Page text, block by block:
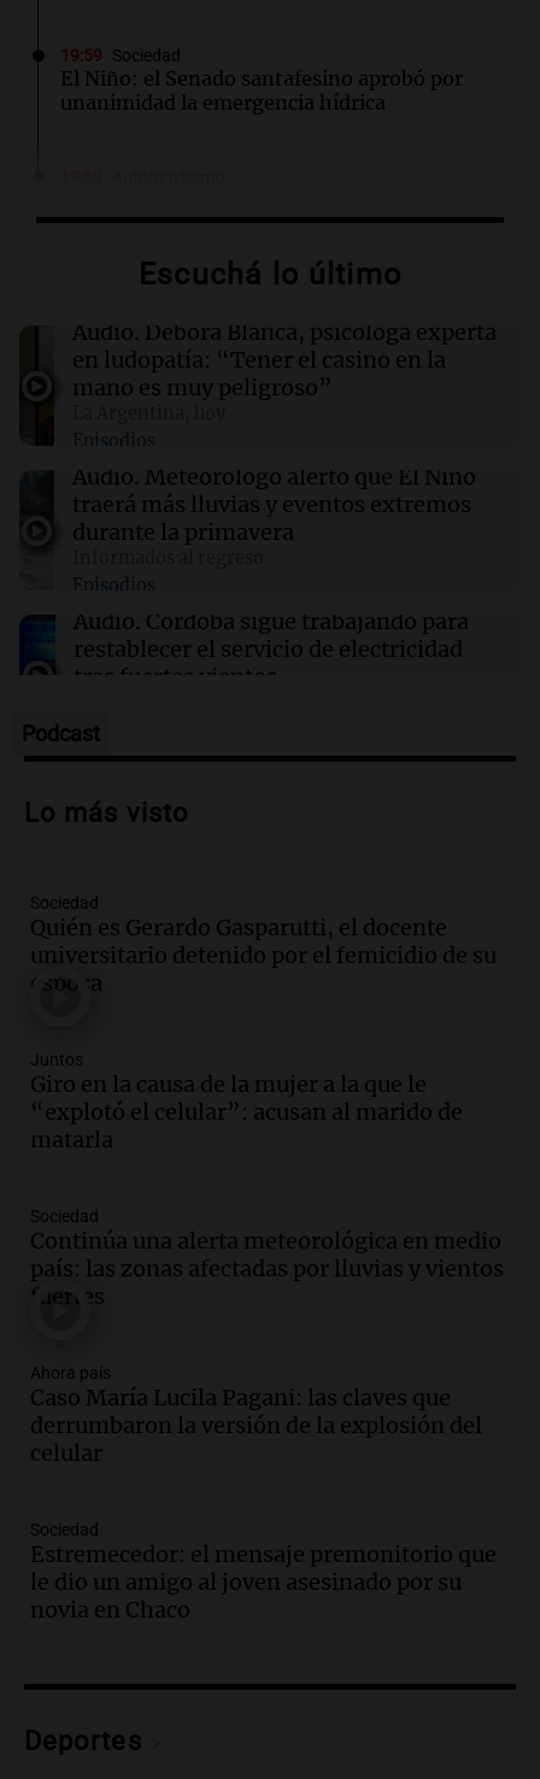
19:59 Sociedad
El Niño: el Senado santafesino aprobó por
unanimidad la emergencia hídrica
un robo en Italia: "Ni la matera dejaron"
Artistas argentinos se movilizan contra la Ley
de Propiedad Privada frente al Congreso
"La droga era mía y ni siquiera tuvimos sexo":
Candela Arizaga contó cómo fue su noche con
Moyano
Incidentes frente al Congreso: diez detenidos
y dos heridos tras la marcha
Escuchá lo último
Audio. Débora Blanca, psicóloga experta
en ludopatía: “Tener el casino en la
mano es muy peligroso”
Episodios
Audio. Meteorólogo alertó que El Niño
traerá más lluvias y eventos extremos
durante la primavera
Episodios
Audio. Córdoba sigue trabajando para
restablecer el servicio de electricidad
tras fuertes vientos
Episodios
Audio.Según una encuesta, el 80% de
economía mejorará el próximo año
Audio.
oficialismo la explique mejor" sobre la
ley de propiedad privada
Informados al regreso
Audio.
en Rosario contra la ley de Propiedad
Privada.
Viva la Radio Rosario
la ley de Propiedad Privada debatida en
el Senado.
Viva la Radio Rosario
Episodios
por la Ley de Tierras: "Construyeron un
relato mentiroso"
Informados al regreso
Episodios
gran expo, con concurso de panificados
y actividades destacadas
Panorama Federal
Episodios
Mundial de Atlanta
Episodios
Podcast
Lo más visto
Sociedad
Quién es Gerardo Gasparutti, el docente
universitario detenido por el femicidio de su
esposa
Juntos
Giro en la causa de la mujer a la que le
“explotó el celular”: acusan al marido de
matarla
Sociedad
Continúa una alerta meteorológica en medio
país: las zonas afectadas por lluvias y vientos
fuertes
Ahora país
Caso María Lucila Pagani: las claves que
derrumbaron la versión de la explosión del
celular
Sociedad
Estremecedor: el mensaje premonitorio que
le dio un amigo al joven asesinado por su
novia en Chaco
Deportes